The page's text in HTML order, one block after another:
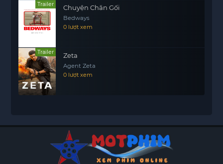
Trailer Chuyện Chăn Gối
Bedways
0 lượt xem
Trailer Zeta
Agent Zeta
0 lượt xem